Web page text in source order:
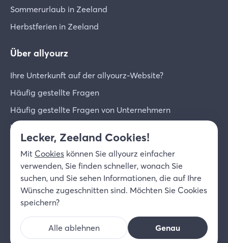
Sommerurlaub in Zeeland
Herbstferien in Zeeland
Über allyourz
Ihre Unterkunft auf der allyourz-Website?
Häufig gestellte Fragen
Häufig gestellte Fragen von Unternehmern
Unternehmer-Login
Über uns
© 2026 allyourz b.v.
Nutzungsbedingungen
Datenschutzrichtlinie
DE
Lecker, Zeeland Cookies!
Mit Cookies können Sie allyourz einfacher
verwenden, Sie finden schneller, wonach Sie
suchen, und Sie sehen Informationen, die auf Ihre
Wünsche zugeschnitten sind. Möchten Sie Cookies
speichern?
Alle ablehnen Genau